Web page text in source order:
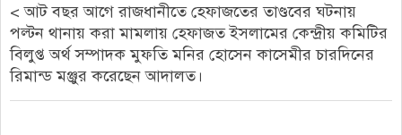
Menu
< আট বছর আগে রাজধানীতে হেফাজতের তাণ্ডবের ঘটনায়
পল্টন থানায় করা মামলায় হেফাজত ইসলামের কেন্দ্রীয় কমিটির
বিলুপ্ত অর্থ সম্পাদক মুফতি মনির হোসেন কাসেমীর চারদিনের
রিমান্ড মঞ্জুর করেছেন আদালত।